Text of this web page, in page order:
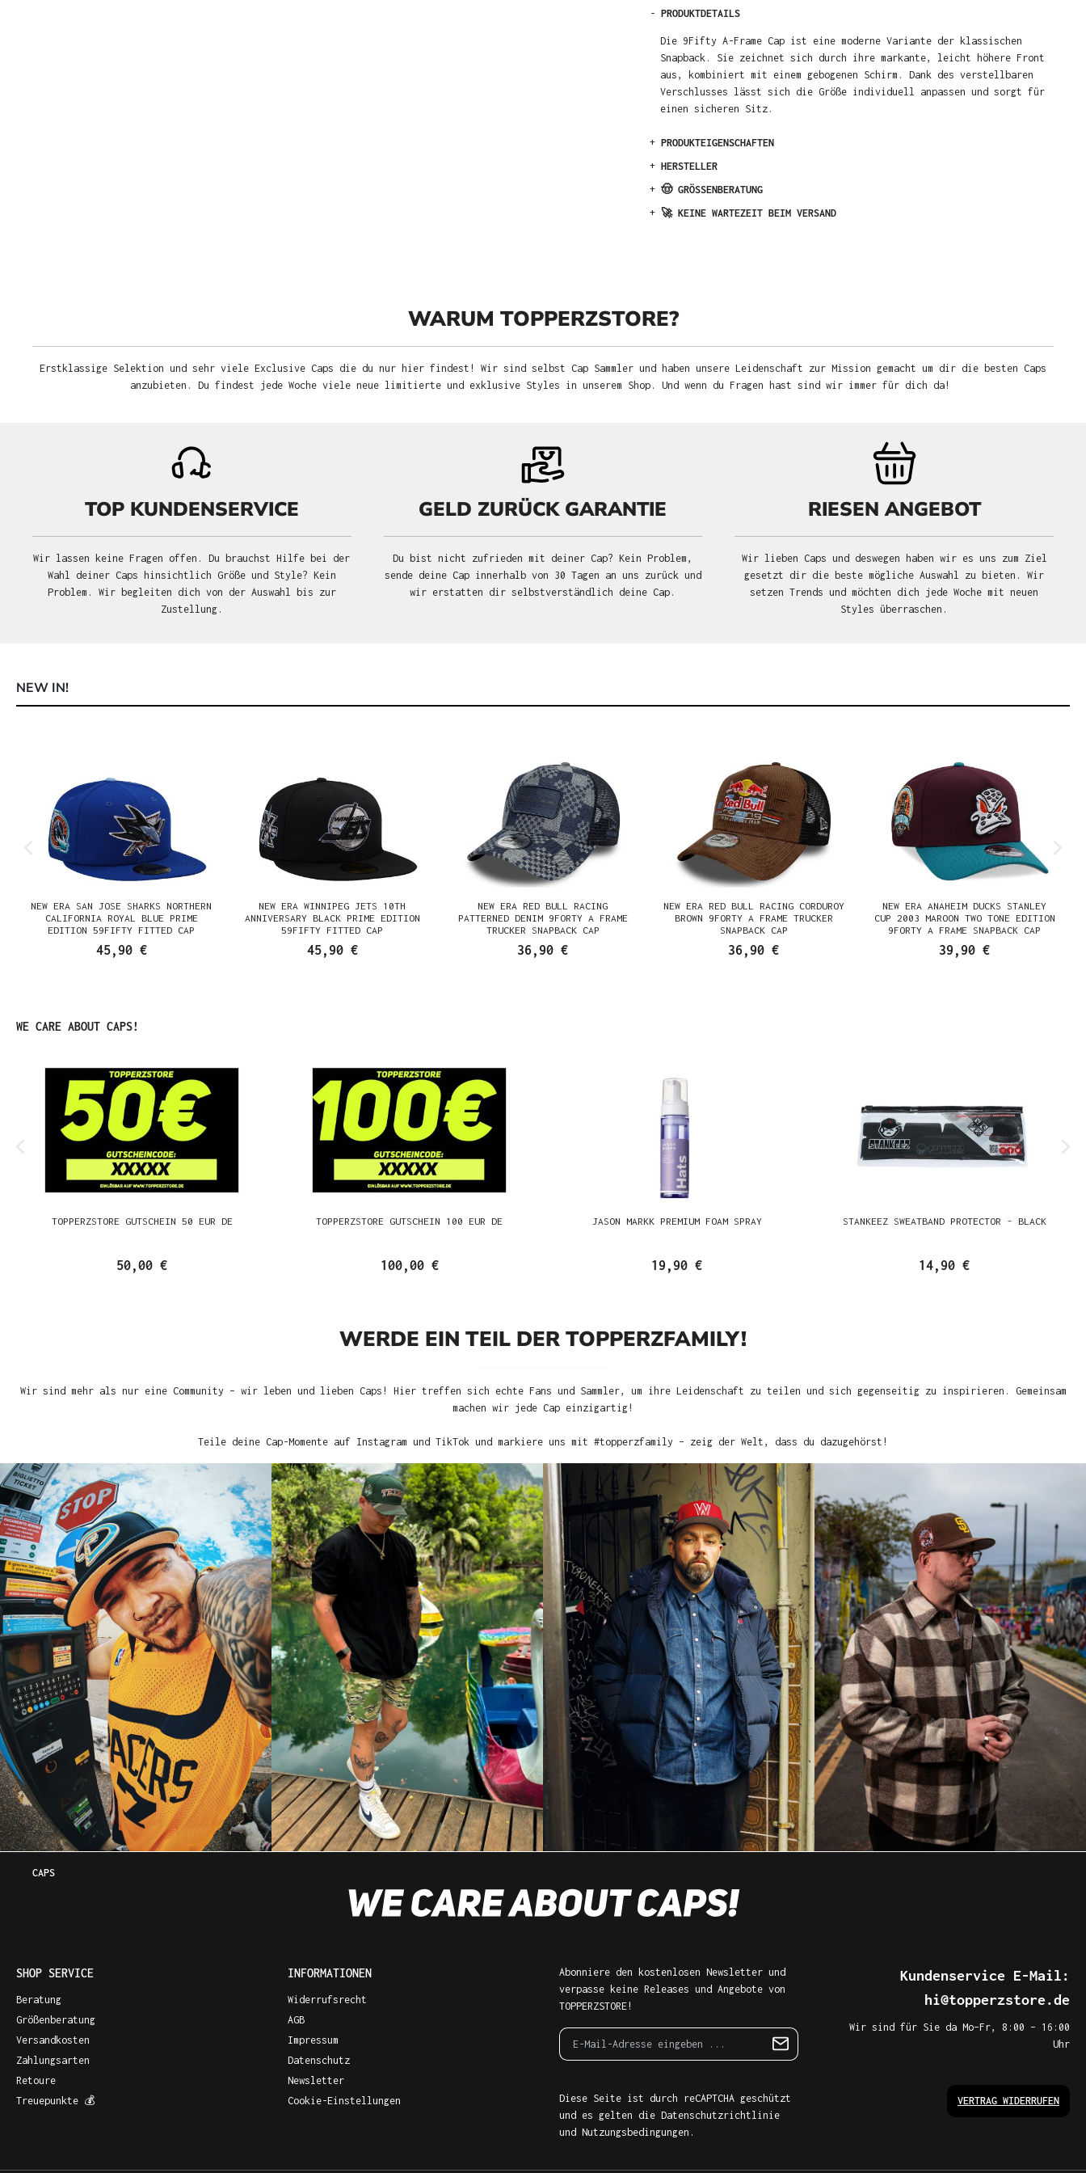
- PRODUKTDETAILS
Die 9Fifty A-Frame Cap ist eine moderne Variante der klassischen
Snapback. Sie zeichnet sich durch ihre markante, leicht höhere Front
aus, kombiniert mit einem gebogenen Schirm. Dank des verstellbaren
Verschlusses lässt sich die Größe individuell anpassen und sorgt für
einen sicheren Sitz.
+ PRODUKTEIGENSCHAFTEN
+ HERSTELLER
+ 🤠 GRÖSSENBERATUNG
+ 🚀 KEINE WARTEZEIT BEIM VERSAND
WARUM TOPPERZSTORE?
Erstklassige Selektion und sehr viele Exclusive Caps die du nur hier findest! Wir sind selbst Cap Sammler und haben unsere Leidenschaft zur Mission gemacht um dir die besten Caps
anzubieten. Du findest jede Woche viele neue limitierte und exklusive Styles in unserem Shop. Und wenn du Fragen hast sind wir immer für dich da!
TOP KUNDENSERVICE
Wir lassen keine Fragen offen. Du brauchst Hilfe bei der
Wahl deiner Caps hinsichtlich Größe und Style? Kein
Problem. Wir begleiten dich von der Auswahl bis zur
Zustellung.
GELD ZURÜCK GARANTIE
Du bist nicht zufrieden mit deiner Cap? Kein Problem,
sende deine Cap innerhalb von 30 Tagen an uns zurück und
wir erstatten dir selbstverständlich deine Cap.
RIESEN ANGEBOT
Wir lieben Caps und deswegen haben wir es uns zum Ziel
gesetzt dir die beste mögliche Auswahl zu bieten. Wir
setzen Trends und möchten dich jede Woche mit neuen
Styles überraschen.
NEW IN!
NEW ERA SAN JOSE SHARKS NORTHERN
CALIFORNIA ROYAL BLUE PRIME
EDITION 59FIFTY FITTED CAP
45,90 €
NEW ERA WINNIPEG JETS 10TH
ANNIVERSARY BLACK PRIME EDITION
59FIFTY FITTED CAP
45,90 €
NEW ERA RED BULL RACING
PATTERNED DENIM 9FORTY A FRAME
TRUCKER SNAPBACK CAP
36,90 €
NEW ERA RED BULL RACING CORDUROY
BROWN 9FORTY A FRAME TRUCKER
SNAPBACK CAP
36,90 €
NEW ERA ANAHEIM DUCKS STANLEY
CUP 2003 MAROON TWO TONE EDITION
9FORTY A FRAME SNAPBACK CAP
39,90 €
Produktgalerie überspringen
WE CARE ABOUT CAPS!
TOPPERZSTORE GUTSCHEIN 50 EUR DE
50,00 €
TOPPERZSTORE GUTSCHEIN 100 EUR DE
100,00 €
JASON MARKK PREMIUM FOAM SPRAY
19,90 €
STANKEEZ SWEATBAND PROTECTOR - BLACK
14,90 €
WERDE EIN TEIL DER TOPPERZFAMILY!
Wir sind mehr als nur eine Community – wir leben und lieben Caps! Hier treffen sich echte Fans und Sammler, um ihre Leidenschaft zu teilen und sich gegenseitig zu inspirieren. Gemeinsam
machen wir jede Cap einzigartig!
Teile deine Cap-Momente auf Instagram und TikTok und markiere uns mit #topperzfamily – zeig der Welt, dass du dazugehörst!
CAPS
SHOP SERVICE
Beratung
Größenberatung
Versandkosten
Zahlungsarten
Retoure
Treuepunkte 💰
INFORMATIONEN
Widerrufsrecht
AGB
Impressum
Datenschutz
Newsletter
Cookie-Einstellungen
Abonniere den kostenlosen Newsletter und
verpasse keine Releases und Angebote von
TOPPERZSTORE!
Diese Seite ist durch reCAPTCHA geschützt
und es gelten die Datenschutzrichtlinie
und Nutzungsbedingungen .
Kundenservice E-Mail:
hi@topperzstore.de
Wir sind für Sie da Mo–Fr, 8:00 – 16:00
Uhr
VERTRAG WIDERRUFEN